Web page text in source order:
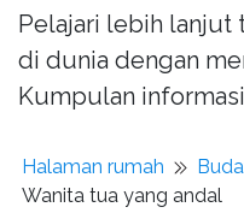
Pelajari lebih lanjut
di dunia dengan
Kumpulan
Halaman rumah
Wanita tua yang andal